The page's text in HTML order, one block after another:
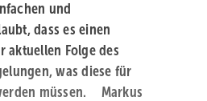
und
dass es einen
aktuellen Folge des
was diese für
müssen. Markus